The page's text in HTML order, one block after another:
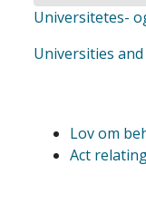
Universitetes-
Universities
Lov om
Act